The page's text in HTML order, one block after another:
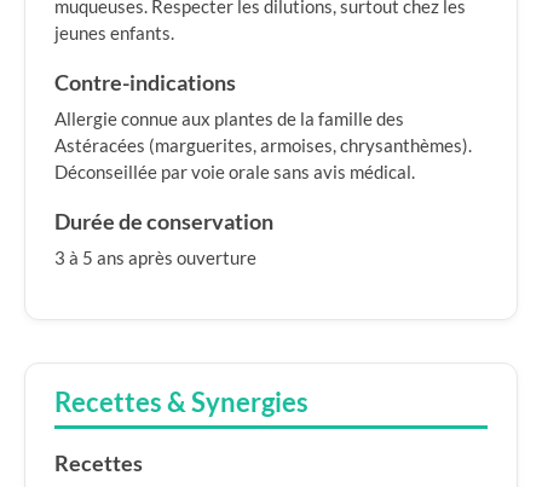
muqueuses. Respecter les dilutions, surtout chez les
jeunes enfants.
Contre-indications
Allergie connue aux plantes de la famille des
Astéracées (marguerites, armoises, chrysanthèmes).
Déconseillée par voie orale sans avis médical.
Durée de conservation
3 à 5 ans après ouverture
Recettes & Synergies
Recettes